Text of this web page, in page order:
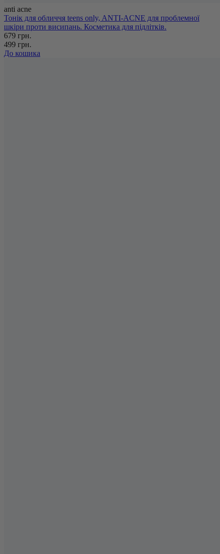
anti acne
Тонік для обличчя teens only, ANTI-ACNE для проблемної
шкіри проти висипань. Косметика для підлітків.
679 грн.
499 грн.
До кошика